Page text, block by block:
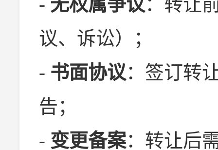
议、诉讼）；
- 书面协议：签订转
告；
- 变更备案：转让后